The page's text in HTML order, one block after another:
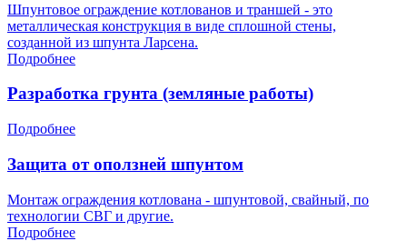
Шпунтовое ограждение котлованов и траншей - это
металлическая конструкция в виде сплошной стены,
созданной из шпунта Ларсена.
Подробнее
Разработка грунта (земляные работы)
Подробнее
Защита от оползней шпунтом
Монтаж ограждения котлована - шпунтовой, свайный, по
технологии СВГ и другие.
Подробнее